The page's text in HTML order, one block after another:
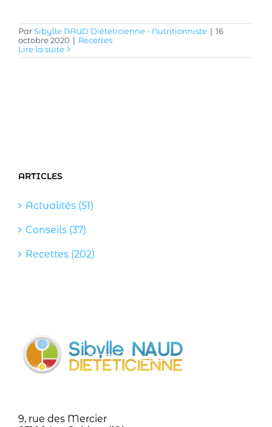
ParSibylle NAUD Diététicienne - Nutritionniste | 16
octobre 2020 | Recettes
Lire la suite
ARTICLES
Actualités (51)
Conseils (37)
Recettes (202)
9, rue des Mercier